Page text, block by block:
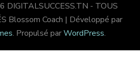
DIGITALSUCCESS.TN - TOUS
Blossom Coach | Développé par
. Propulsé parWordPress.